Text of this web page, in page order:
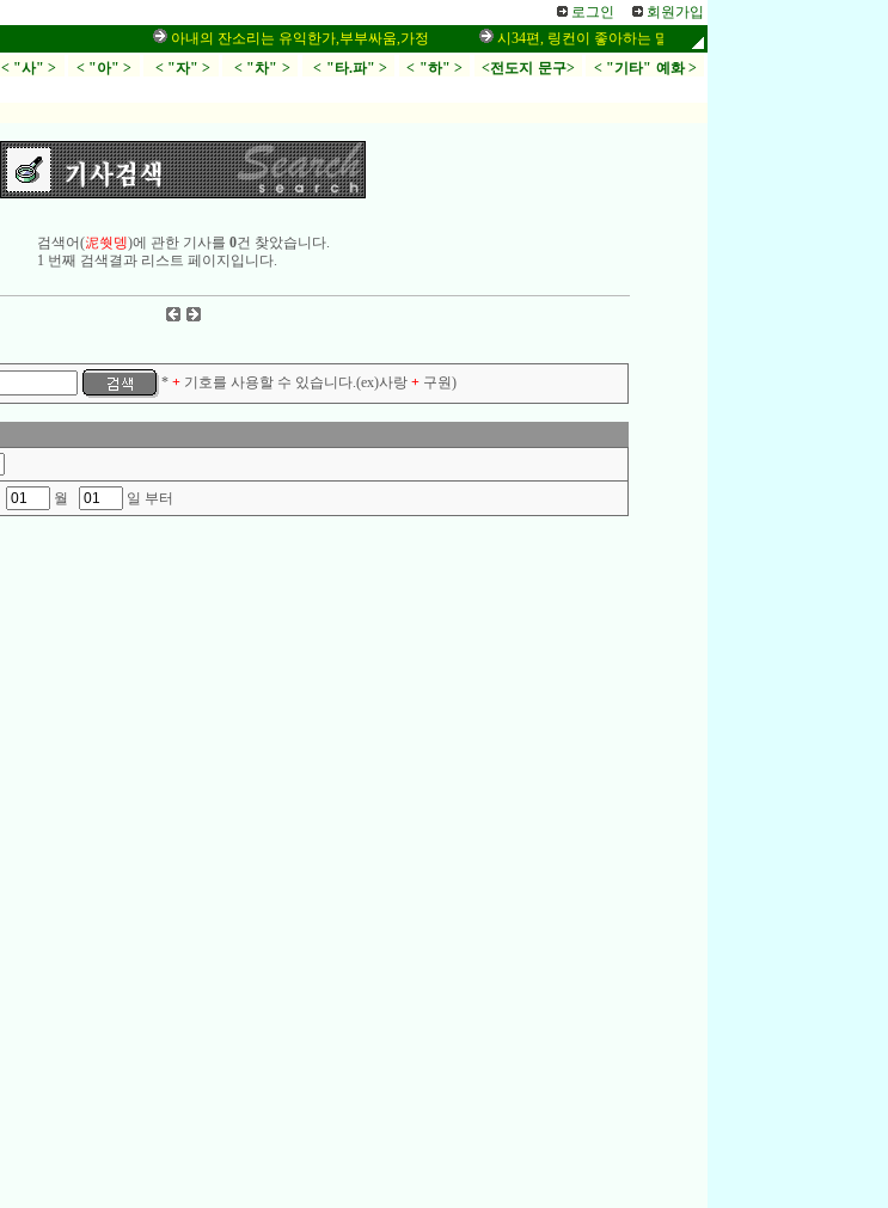
로그인 회원가입
아내의 잔소리는 유익한가,부부싸움,가정 시34편, 링컨이 좋아하는 말씀,응답,두려움
< "사" > < "아" > < "자" > < "차" > < "타.파" > < "하" > <전도지 문구>
< "기타" 예화 >
검색어(泥쒓뎅)에 관한 기사를 0건 찾았습니다.
1 번째 검색결과 리스트 페이지입니다.
* + 기호를 사용할 수 있습니다.(ex)사랑 + 구원)
월 일 부터